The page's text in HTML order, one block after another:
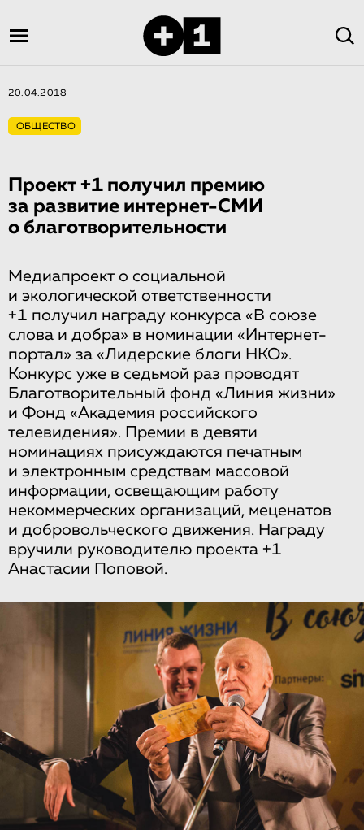
20.04.2018
ОБЩЕСТВО
Проект +1 получил премию
за развитие интернет-СМИ
о благотвори­тель­но­сти
Медиапроект о социальной
и экологической ответственности
+1 получил награду конкурса «В союзе
слова и добра» в номинации «Интернет-
портал» за «Лидерские блоги НКО».
Конкурс уже в седьмой раз проводят
Благотворительный фонд «Линия жизни»
и Фонд «Академия российского
телевидения». Премии в девяти
номинациях присуждаются печатным
и электронным средствам массовой
информации, освещающим работу
некоммерческих организаций, меценатов
и добровольческого движения. Награду
вручили руководителю проекта +1
Анастасии Поповой.